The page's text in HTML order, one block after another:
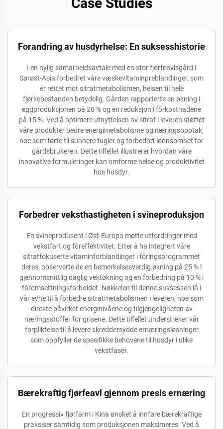
Forandring av husdyrhelse: En suksesshistorie
I en nylig samarbeidsavtale med en stor fjørfeavlsgård i
Sørøst-Asia forbedret våre væskevitaminpreblandinger, som
er rettet mot sitratmetabolismen, helsen til hele
fjørkebestanden betydelig. Gården rapporterte en økning i
eggproduksjonen på 20 % og en reduksjon i fôrkostnadene
på 15 %. Ved å optimere utnyttelsen av sitrat i leveren støttet
våre produkter bedre energimetabolisme og næringsopptak,
noe som førte til sunnere fugler og forbedret lønnsomhet for
gårdsbrukeren. Dette tilfellet illustrerer hvordan våre
innovative formuleringer kan omforme helse og produktivitet
hos husdyr.
Forbedrer veksthastigheten i svineproduksjon
En svineprodusent i Øst-Europa møtte utfordringer med
vekstfart og fôreffektivitet. Etter å ha integrert våre
sitratfokuserte vitaminforblandinger i fôringsprogrammet
deres, observerte de en bemerkelsesverdig økning på 25 % i
gjennomsnittlig daglig vektøkning og en forbedring på 10 % i
fôromsettningsforholdet. Nøkkelen til denne suksessen lå i
vår evne til å forbedre sitratmetabolismen i leveren, noe som
direkte påvirket energinivåene og tilgjengeligheten av
næringsstoffer for grisene. Dette tilfellet understreker vår
forpliktelse til å levere skreddersydde ernæringsløsninger
som oppfyller de spesifikke behovene til husdyr i ulike
vekstfaser.
Bærekraftig fjørfeavl gjennom presis ernæring
En progressiv fjørfarm i Kina ønsket å innføre bærekraftige
praksiser samtidig som produksjonen maksimeres. Ved å